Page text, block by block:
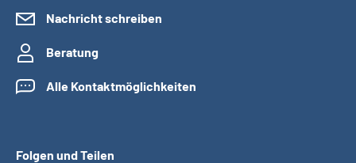
Nachricht schreiben
Beratung
Alle Kontaktmöglichkeiten
Folgen und Teilen